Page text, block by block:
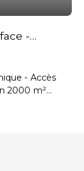
-
- Accès
2000 m²